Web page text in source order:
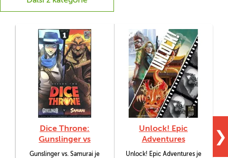
Dice Throne:
Gunslinger vs
Samurai (Season 2,
Gunslinger vs. Samurai je
Unlock! Epic
Adventures
Unlock! Epic Adventures je
❯